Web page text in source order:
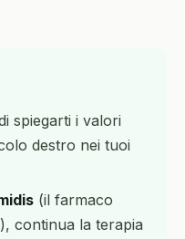
spiegarti i valori
destro nei tuoi
(il farmaco
continua la terapia